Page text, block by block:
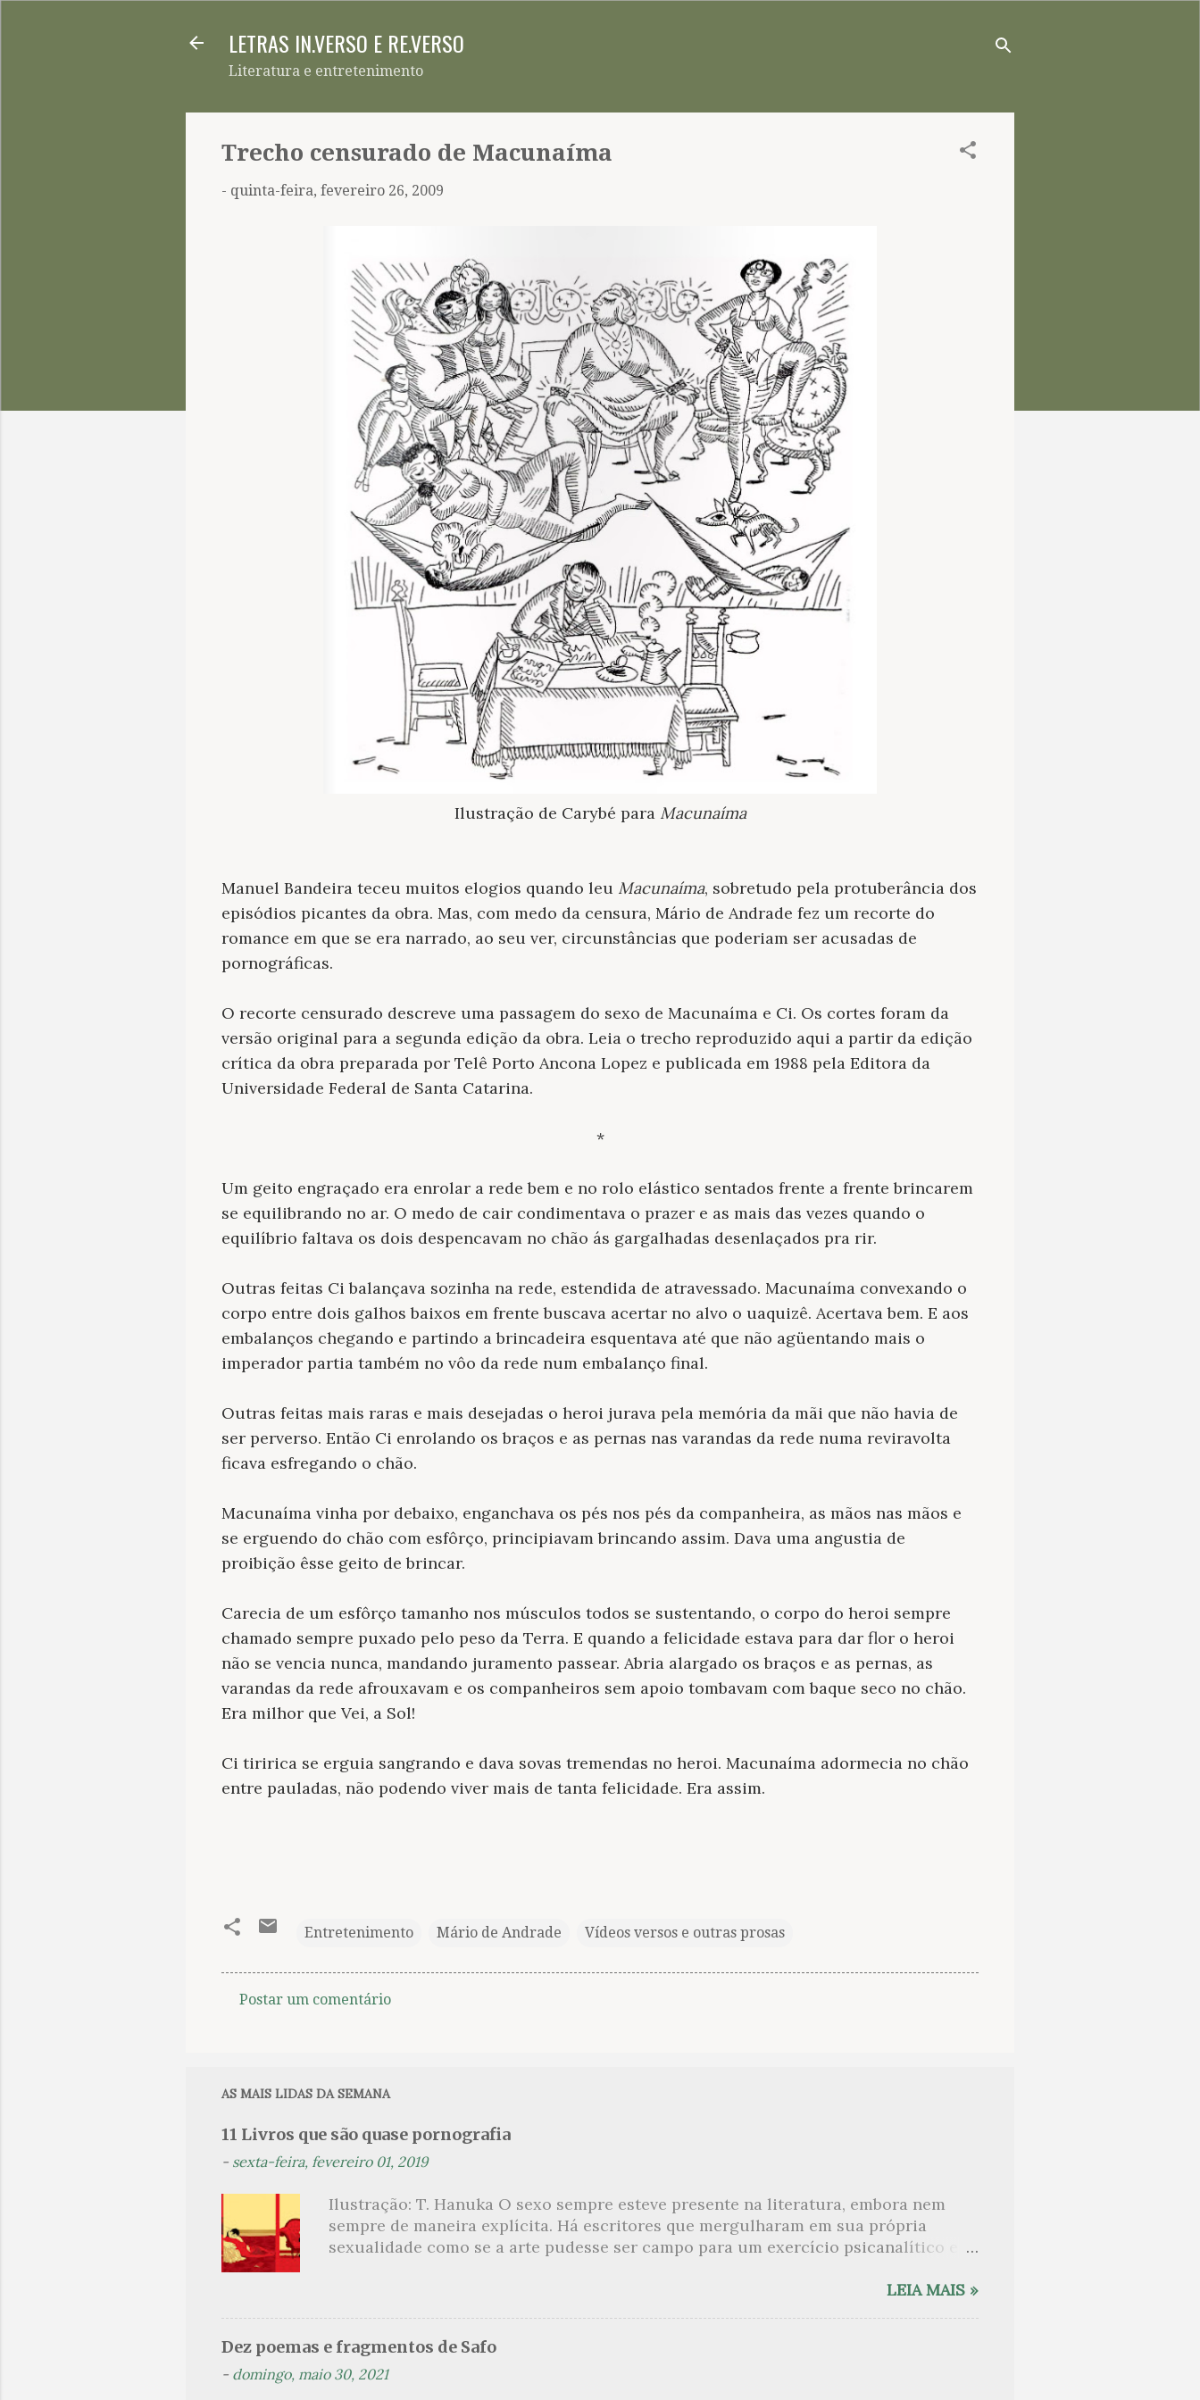
LETRAS IN.VERSO E RE.VERSO
Literatura e entretenimento
Trecho censurado de Macunaíma
- quinta-feira, fevereiro 26, 2009
Ilustração de Carybé para Macunaíma
Manuel Bandeira teceu muitos elogios quando leu Macunaíma, sobretudo pela protuberância dos
episódios picantes da obra. Mas, com medo da censura, Mário de Andrade fez um recorte do
romance em que se era narrado, ao seu ver, circunstâncias que poderiam ser acusadas de
pornográficas.
O recorte censurado descreve uma passagem do sexo de Macunaíma e Ci. Os cortes foram da
versão original para a segunda edição da obra. Leia o trecho reproduzido aqui a partir da edição
crítica da obra preparada por Telê Porto Ancona Lopez e publicada em 1988 pela Editora da
Universidade Federal de Santa Catarina.
*
Um geito engraçado era enrolar a rede bem e no rolo elástico sentados frente a frente brincarem
se equilibrando no ar. O medo de cair condimentava o prazer e as mais das vezes quando o
equilíbrio faltava os dois despencavam no chão ás gargalhadas desenlaçados pra rir.
Outras feitas Ci balançava sozinha na rede, estendida de atravessado. Macunaíma convexando o
corpo entre dois galhos baixos em frente buscava acertar no alvo o uaquizê. Acertava bem. E aos
embalanços chegando e partindo a brincadeira esquentava até que não agüentando mais o
imperador partia também no vôo da rede num embalanço final.
Outras feitas mais raras e mais desejadas o heroi jurava pela memória da mãi que não havia de
ser perverso. Então Ci enrolando os braços e as pernas nas varandas da rede numa reviravolta
ficava esfregando o chão.
Macunaíma vinha por debaixo, enganchava os pés nos pés da companheira, as mãos nas mãos e
se erguendo do chão com esfôrço, principiavam brincando assim. Dava uma angustia de
proibição êsse geito de brincar.
Carecia de um esfôrço tamanho nos músculos todos se sustentando, o corpo do heroi sempre
chamado sempre puxado pelo peso da Terra. E quando a felicidade estava para dar flor o heroi
não se vencia nunca, mandando juramento passear. Abria alargado os braços e as pernas, as
varandas da rede afrouxavam e os companheiros sem apoio tombavam com baque seco no chão.
Era milhor que Vei, a Sol!
Ci tiririca se erguia sangrando e dava sovas tremendas no heroi. Macunaíma adormecia no chão
entre pauladas, não podendo viver mais de tanta felicidade. Era assim.
Entretenimento Mário de Andrade Vídeos versos e outras prosas
e
t
á
r
o
s
Postar um comentário
AS MAIS LIDAS DA SEMANA
11 Livros que são quase pornografia
- sexta-feira, fevereiro 01, 2019
Ilustração: T. Hanuka O sexo sempre esteve presente na literatura, embora nem
sempre de maneira explícita. Há escritores que mergulharam em sua própria
sexualidade como se a arte pudesse ser campo para um exercício psicanalítico e
apresenta um conjunto de livros nos quais os escritores se desnudam, livros que
sido autora de um livro chamado Pourquoi le Brésil ?, tem sido lida como uma das
principais figuras que se filiam à tradição da qual faz parte nomes como o de Anaïs
LEIA MAIS »
Dez poemas e fragmentos de Safo
- domingo, maio 30, 2021